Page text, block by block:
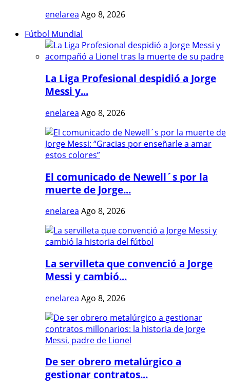
enelarea Ago 8, 2026
Fútbol Mundial
La Liga Profesional despidió a Jorge
Messi y...
enelarea Ago 8, 2026
El comunicado de Newell´s por la
muerte de Jorge...
enelarea Ago 8, 2026
La servilleta que convenció a Jorge
Messi y cambió...
enelarea Ago 8, 2026
De ser obrero metalúrgico a
gestionar contratos...